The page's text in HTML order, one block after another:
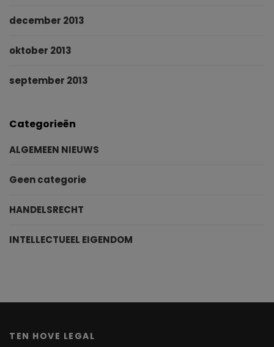
december 2013
oktober 2013
september 2013
Categorieën
ALGEMEEN NIEUWS
Geen categorie
HANDELSRECHT
INTELLECTUEEL EIGENDOM
TEN HOVE LEGAL